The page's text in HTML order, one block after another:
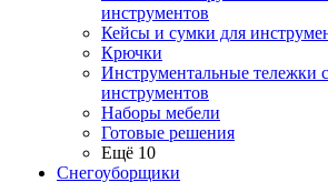
инструментов
Кейсы и сумки для
Крючки
Инструментальные тележки
инструментов
Наборы мебели
Готовые решения
Ещё 10
Снегоуборщики